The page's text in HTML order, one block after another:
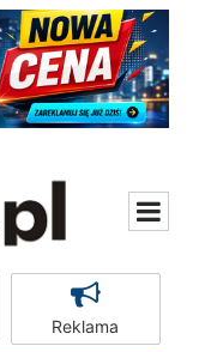
Reklama